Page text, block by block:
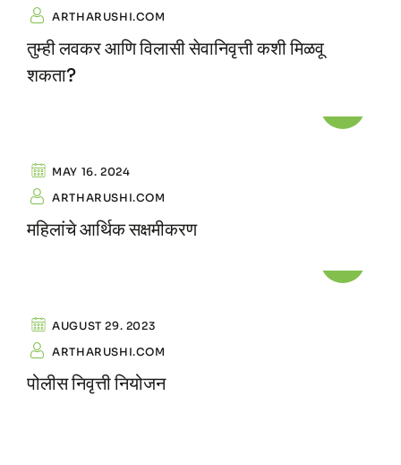
ARTHARUSHI.COM
तुम्ही लवकर आणि विलासी सेवानिवृत्ती कशी मिळवू
शकता?
MAY 16. 2024
ARTHARUSHI.COM
महिलांचे आर्थिक सक्षमीकरण
AUGUST 29. 2023
ARTHARUSHI.COM
पोलीस निवृत्ती नियोजन